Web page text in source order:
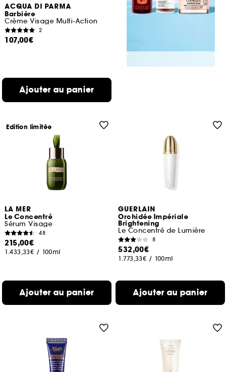
ACQUA DI PARMA
Barbière
Crème Visage Multi-Action
2
107,00€
Ajouter au panier
LA MER
Le Concentré
Sérum Visage
48
215,00€
1.433,33€ / 100ml
Ajouter au panier
Edition limitée
GUERLAIN
Orchidée Impériale
Brightening
Le Concentré de Lumière
8
532,00€
1.773,33€ / 100ml
Ajouter au panier